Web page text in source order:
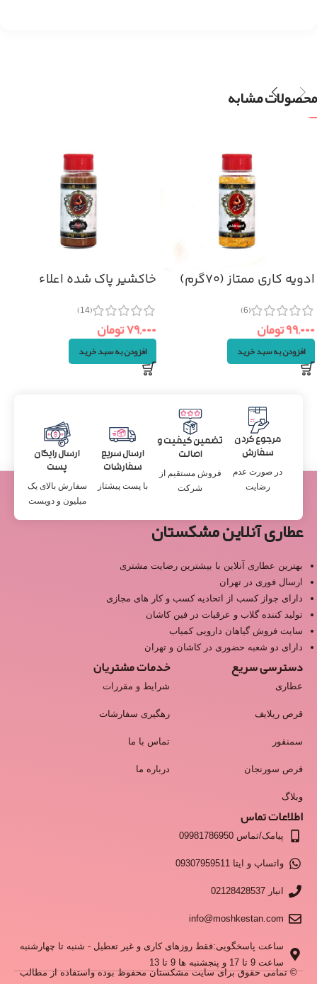
محصولات مشابه
ادویه کاری ممتاز (۷۰گرم)
(6)
۹۹,۰۰۰تومان
افزودن به سبد خرید
خاکشیر پاک شده اعلاء
(14)
۷۹,۰۰۰تومان
افزودن به سبد خرید
مرجوع کردن
سفارش
در صورت عدم
رضایت
تضمین کیفیت و
اصالت
فروش مستقیم از
شرکت
ارسال سریع
سفارشات
با پست پیشتاز
ارسال رایگان
پست
سفارش بالای یک
میلیون و دویست
عطاری آنلاین مشکستان
بهترین عطاری آنلاین با بیشترین رضایت مشتری
ارسال فوری در تهران
دارای جواز کسب از اتحادیه کسب و کار های مجازی
تولید کننده گلاب و عرقیات در فین کاشان
سایت فروش گیاهان دارویی کمیاب
دارای دو شعبه حضوری در کاشان و تهران
دسترسی سریع
عطاری
قرص ریلایف
سمنقور
قرص سورنجان
وبلاگ
خدمات مشتریان
شرایط و مقررات
رهگیری سفارشات
تماس با ما
درباره ما
اطلاعات تماس
پیامک/تماس 09981786950
واتساپ و ایتا 09307959511
انبار 02128428537
info@moshkestan.com
ساعت پاسخگویی:فقط روزهای کاری و غیر تعطیل - شنبه تا چهارشنبه
ساعت 9 تا 17 و پنجشنبه ها 9 تا 13
© تمامی حقوق برای سایت مشکستان محفوظ بوده واستفاده از مطالب